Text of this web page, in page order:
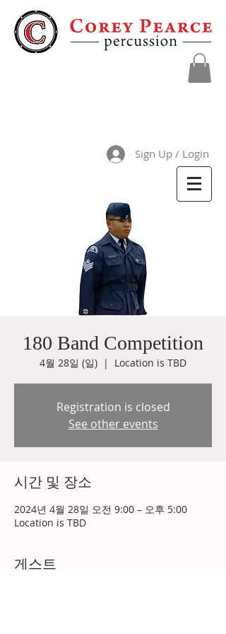
Sign Up / Login
180 Band Competition
4월 28일 (일)
  |
Location is TBD
Registration is closed
See other events
시간 및 장소
2024년 4월 28일 오전 9:00 – 오후 5:00
Location is TBD
게스트